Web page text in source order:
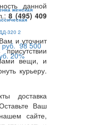
данной
8 (495) 409
и уточнит
вещи, и
курьеру.
доставка
Ваш
сайте,
женская
320 2
98 500
20%